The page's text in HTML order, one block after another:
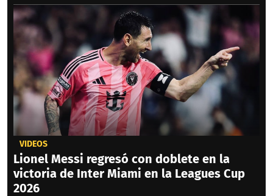
VIDEOS
Lionel Messi regresó con doblete en la
victoria de Inter Miami en la Leagues Cup
2026